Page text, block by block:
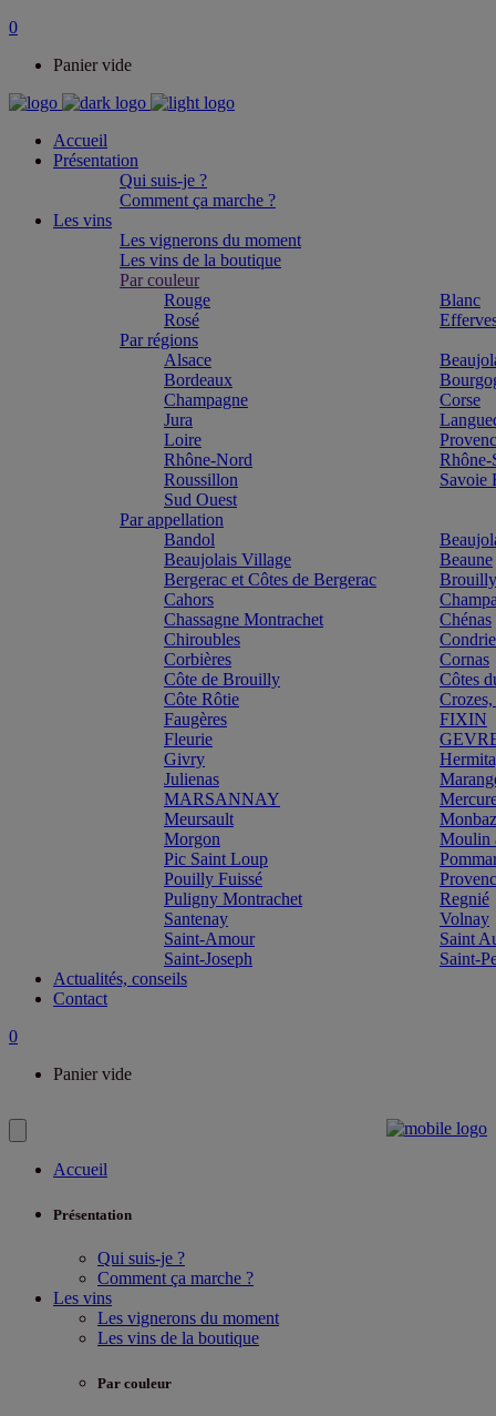
0
Panier vide
Accueil
Présentation
Qui suis-je ?
Comment ça marche ?
Les vins
Les vignerons du moment
Les vins de la boutique
Par couleur
Rouge
Blanc
Rosé
Par régions
Alsace
Bordeaux
Champagne
Corse
Jura
Loire
Rhône-Nord
Rhône-
Roussillon
Savoie
Sud Ouest
Par appellation
Bandol
Beaujolais Village
Beaune
Bergerac et Côtes de Bergerac
Brouilly
Cahors
Chassagne Montrachet
Chénas
Chiroubles
Corbières
Cornas
Côte de Brouilly
Côtes
Côte Rôtie
Faugères
FIXIN
Fleurie
Givry
Julienas
MARSANNAY
Meursault
Morgon
Moulin
Pic Saint Loup
Pouilly Fuissé
Puligny Montrachet
Regnié
Santenay
Volnay
Saint-Amour
Saint
Saint-Joseph
Saint-
Actualités, conseils
Contact
0
Panier vide
Accueil
Présentation
Qui suis-je ?
Comment ça marche ?
Les vins
Les vignerons du moment
Les vins de la boutique
Par couleur